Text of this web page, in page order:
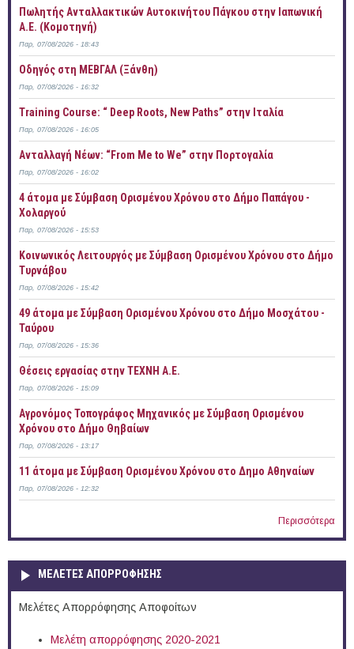
Πωλητής Ανταλλακτικών Αυτοκινήτου Πάγκου στην Ιαπωνική
Α.Ε. (Κομοτηνή)
Παρ, 07/08/2026 - 18:43
Οδηγός στη ΜΕΒΓΑΛ (Ξάνθη)
Παρ, 07/08/2026 - 16:32
Training Course: “ Deep Roots, New Paths” στην Ιταλία
Παρ, 07/08/2026 - 16:05
Ανταλλαγή Νέων: “From Me to We” στην Πορτογαλία
Παρ, 07/08/2026 - 16:02
4 άτομα με Σύμβαση Ορισμένου Χρόνου στο Δήμο Παπάγου -
Χολαργού
Παρ, 07/08/2026 - 15:53
Κοινωνικός Λειτουργός με Σύμβαση Ορισμένου Χρόνου στο Δήμο
Τυρνάβου
Παρ, 07/08/2026 - 15:42
49 άτομα με Σύμβαση Ορισμένου Χρόνου στο Δήμο Μοσχάτου -
Ταύρου
Παρ, 07/08/2026 - 15:36
Θέσεις εργασίας στην ΤΕΧΝΗ Α.Ε.
Παρ, 07/08/2026 - 15:09
Αγρονόμος Τοπογράφος Μηχανικός με Σύμβαση Ορισμένου
Χρόνου στο Δήμο Θηβαίων
Παρ, 07/08/2026 - 13:17
11 άτομα με Σύμβαση Ορισμένου Χρόνου στο Δημο Αθηναίων
Παρ, 07/08/2026 - 12:32
Περισσότερα
ΜΕΛΕΤΕΣ ΑΠΟΡΡΟΦΗΣΗΣ
Μελέτες Απορρόφησης Αποφοίτων
Μελέτη απορρόφησης 2020-2021